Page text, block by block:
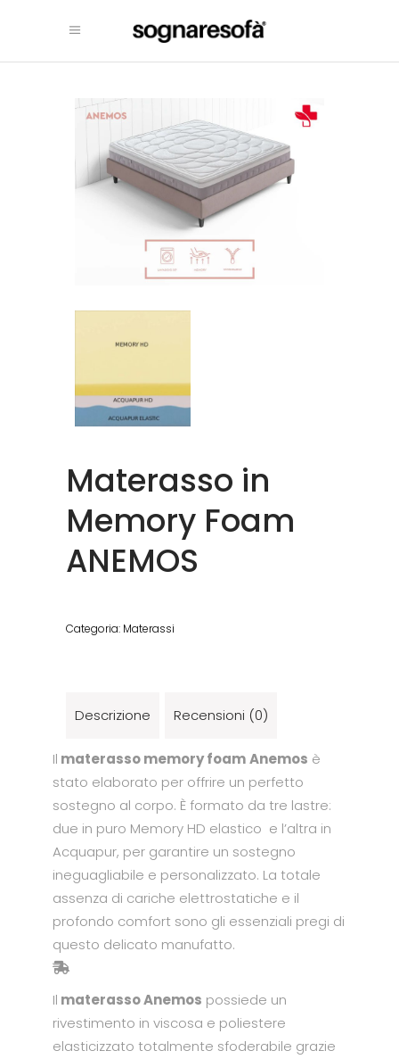
Materasso in
Memory Foam
ANEMOS
Categoria: Materassi
Descrizione Recensioni (0)
Il materasso memory foamAnemos è
stato elaborato per offrire un perfetto
sostegno al corpo. È formato da tre lastre:
due in puro Memory HD elastico e l’altra in
Acquapur, per garantire un sostegno
ineguagliabile e personalizzato. La totale
assenza di cariche elettrostatiche e il
profondo comfort sono gli essenziali pregi di
questo delicato manufatto.
Il materasso Anemos possiede un
rivestimento in viscosa e poliestere
elasticizzato totalmente sfoderabile grazie